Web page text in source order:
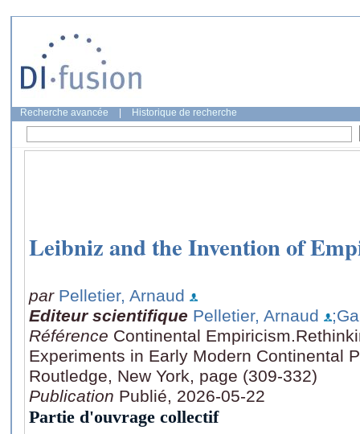
Recherche avancée Historique de recherche
Leibniz and the Invention of
par Pelletier, Arnaud
Editeur scientifique Pelletier, Arnaud
Référence Continental
Experiments in Early Modern Continental
Routledge, New York, page (309-332)
Publication Publié, 2026-05-22
Partie d'ouvrage collectif